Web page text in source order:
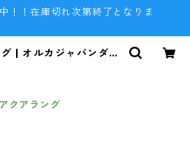
！！在庫切れ次第終了となりま
| オルカジャパンダイ
アクアラング